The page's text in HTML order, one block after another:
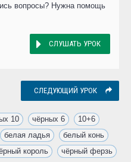
вопросы? Нужна помощь
СЛУШАТЬ УРОК
СЛЕДУЮЩИЙ УРОК
10 чёрных 6 10+6
белая ладья белый конь
король чёрный ферзь